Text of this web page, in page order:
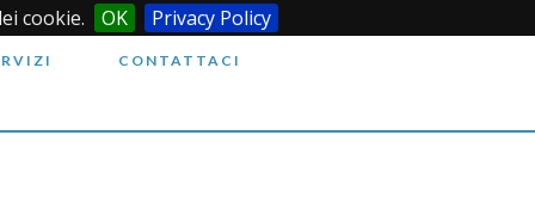
cookie. OK Privacy Policy
CONTATTACI